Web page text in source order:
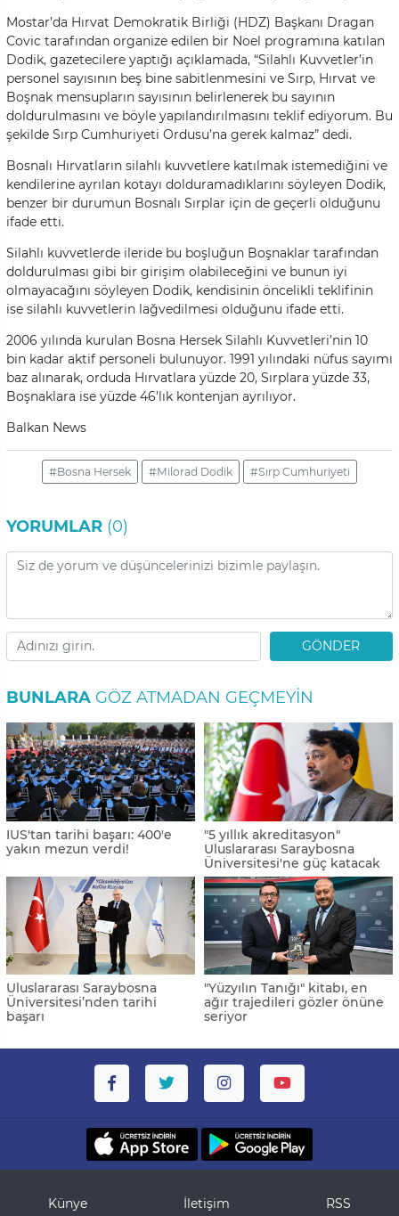
Mostar’da Hırvat Demokratik Birliği (HDZ) Başkanı Dragan
Covic tarafından organize edilen bir Noel programına katılan
Dodik, gazetecilere yaptığı açıklamada, “Silahlı Kuvvetler’in
personel sayısının beş bine sabitlenmesini ve Sırp, Hırvat ve
Boşnak mensupların sayısının belirlenerek bu sayının
doldurulmasını ve böyle yapılandırılmasını teklif ediyorum. Bu
şekilde Sırp Cumhuriyeti Ordusu’na gerek kalmaz” dedi.
Bosnalı Hırvatların silahlı kuvvetlere katılmak istemediğini ve
kendilerine ayrılan kotayı dolduramadıklarını söyleyen Dodik,
benzer bir durumun Bosnalı Sırplar için de geçerli olduğunu
ifade etti.
Silahlı kuvvetlerde ileride bu boşluğun Boşnaklar tarafından
doldurulması gibi bir girişim olabileceğini ve bunun iyi
olmayacağını söyleyen Dodik, kendisinin öncelikli teklifinin
ise silahlı kuvvetlerin lağvedilmesi olduğunu ifade etti.
2006 yılında kurulan Bosna Hersek Silahlı Kuvvetleri’nin 10
bin kadar aktif personeli bulunuyor. 1991 yılındaki nüfus sayımı
baz alınarak, orduda Hırvatlara yüzde 20, Sırplara yüzde 33,
Boşnaklara ise yüzde 46’lık kontenjan ayrılıyor.
Balkan News
#Bosna Hersek #Milorad Dodik #Sırp Cumhuriyeti
YORUMLAR (0)
GÖNDER
BUNLARA GÖZ ATMADAN GEÇMEYIN
IUS'tan tarihi başarı: 400'e
yakın mezun verdi!
"5 yıllık akreditasyon"
Uluslararası Saraybosna
Üniversitesi'ne güç katacak
Uluslararası Saraybosna
Üniversitesi’nden tarihi
başarı
"Yüzyılın Tanığı" kitabı, en
ağır trajedileri gözler önüne
seriyor
Künye İletişim RSS